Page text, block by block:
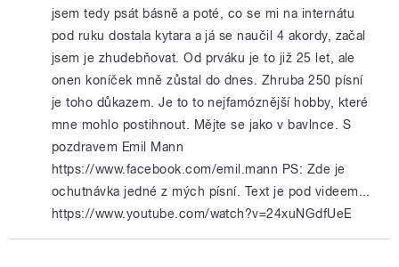
jsem tedy psát básně a poté, co se mi na internátu
pod ruku dostala kytara a já se naučil 4 akordy, začal
jsem je zhudebňovat. Od prváku je to již 25 let, ale
onen koníček mně zůstal do dnes. Zhruba 250 písní
je toho důkazem. Je to to nejfamóznější hobby, které
mne mohlo postihnout. Mějte se jako v bavlnce. S
pozdravem Emil Mann
https://www.facebook.com/emil.mann PS: Zde je
ochutnávka jedné z mých písní. Text je pod videem...
https://www.youtube.com/watch?v=24xuNGdfUeE